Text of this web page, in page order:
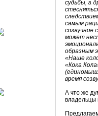
судьбы, а
самым
созвучное
может
образным
«Наше
«Кока
время
А что же
владельцы